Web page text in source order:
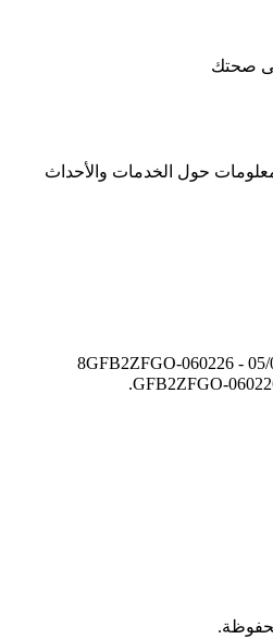
صحتك
حول الخدمات والأحداث